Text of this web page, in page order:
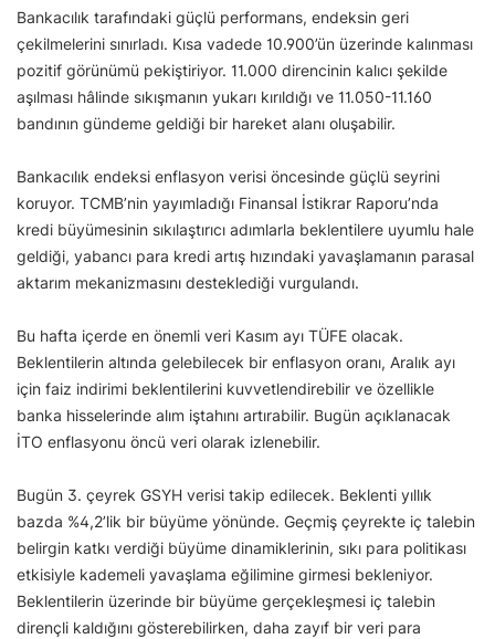
Bankacılık tarafındaki güçlü performans, endeksin geri
çekilmelerini sınırladı. Kısa vadede 10.900’ün üzerinde kalınması
pozitif görünümü pekiştiriyor. 11.000 direncinin kalıcı şekilde
aşılması hâlinde sıkışmanın yukarı kırıldığı ve 11.050-11.160
bandının gündeme geldiği bir hareket alanı oluşabilir.
Bankacılık endeksi enflasyon verisi öncesinde güçlü seyrini
koruyor. TCMB’nin yayımladığı Finansal İstikrar Raporu’nda
kredi büyümesinin sıkılaştırıcı adımlarla beklentilere uyumlu hale
geldiği, yabancı para kredi artış hızındaki yavaşlamanın parasal
aktarım mekanizmasını desteklediği vurgulandı.
Bu hafta içerde en önemli veri Kasım ayı TÜFE olacak.
Beklentilerin altında gelebilecek bir enflasyon oranı, Aralık ayı
için faiz indirimi beklentilerini kuvvetlendirebilir ve özellikle
banka hisselerinde alım iştahını artırabilir. Bugün açıklanacak
İTO enflasyonu öncü veri olarak izlenebilir.
Bugün 3. çeyrek GSYH verisi takip edilecek. Beklenti yıllık
bazda %4,2’lik bir büyüme yönünde. Geçmiş çeyrekte iç talebin
belirgin katkı verdiği büyüme dinamiklerinin, sıkı para politikası
etkisiyle kademeli yavaşlama eğilimine girmesi bekleniyor.
Beklentilerin üzerinde bir büyüme gerçekleşmesi iç talebin
dirençli kaldığını gösterebilirken, daha zayıf bir veri para